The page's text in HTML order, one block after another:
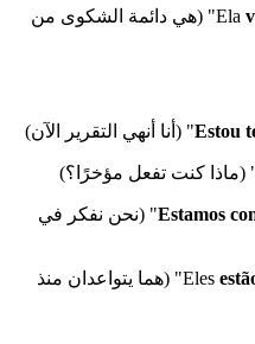
do trabalho" (هي دائمة الشكوى من
Estou
(ماذا كنت تفعل مؤخرًا؟)
Estamosmudar de cidade" (نحن نفكر في
há dois meses" (هما يتواعدان منذ